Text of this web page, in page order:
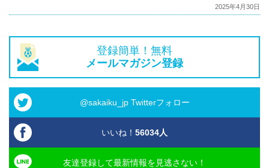
2025年4月30日
登録簡単！無料
メールマガジン登録
@sakaiku_jp Twitterフォロー
いいね！ 56034人
友達登録して最新情報を見逃さない！